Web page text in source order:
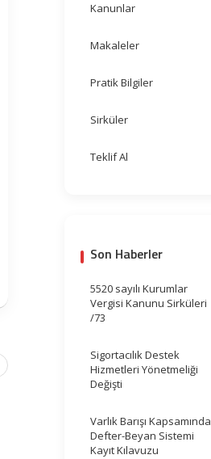
Kanunlar
Makaleler
Pratik Bilgiler
Sirküler
Teklif Al
Son Haberler
5520 sayılı Kurumlar
Vergisi Kanunu Sirküleri
/73
Sigortacılık Destek
Hizmetleri Yönetmeliği
Değişti
Varlık Barışı Kapsamında
Defter-Beyan Sistemi
Kayıt Kılavuzu